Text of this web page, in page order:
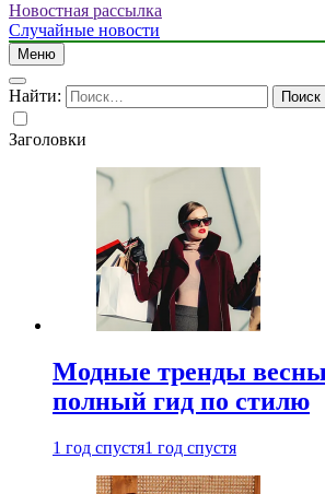
Новостная рассылка
Случайные новости
Меню
Найти:
Заголовки
Модные тренды весны
полный гид по стилю
1 год спустя1 год спустя